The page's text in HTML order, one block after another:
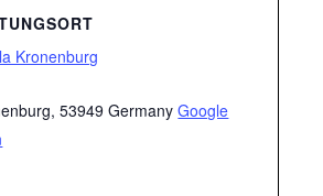
Kronenburg
, 53949 Germany Google